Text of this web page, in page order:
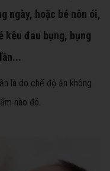
ngày, hoặc bé nôn ói,
kêu đau bụng, bụng
là do chế độ ăn không
nào đó.